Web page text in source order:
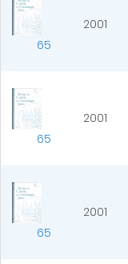
65
2001
65
2001
65
2001